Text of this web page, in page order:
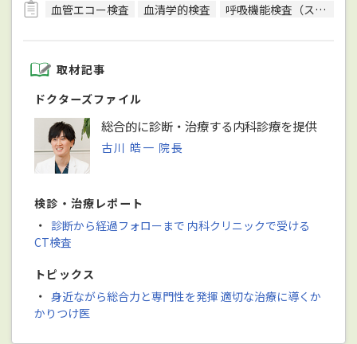
血管エコー検査
血清学的検査 呼吸機能検査（スパイロメトリー）
取材記事
ドクターズファイル
総合的に診断・治療する内科診療を提供
古川 皓一 院長
検診・治療レポート
・ 診断から経過フォローまで 内科クリニックで受ける
CT検査
トピックス
・ 身近ながら総合力と専門性を発揮 適切な治療に導くか
かりつけ医